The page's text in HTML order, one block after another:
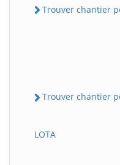
Trouver chantier
Trouver chantier
LOTA